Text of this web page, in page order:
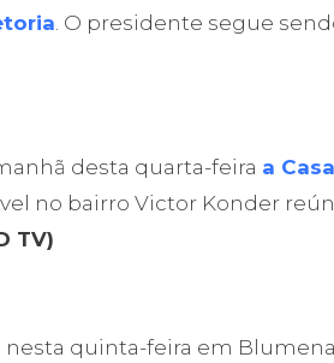
. O presidente segue
desta quarta-feira a
no bairro Victor Konder
TV)
nesta quinta-feira em